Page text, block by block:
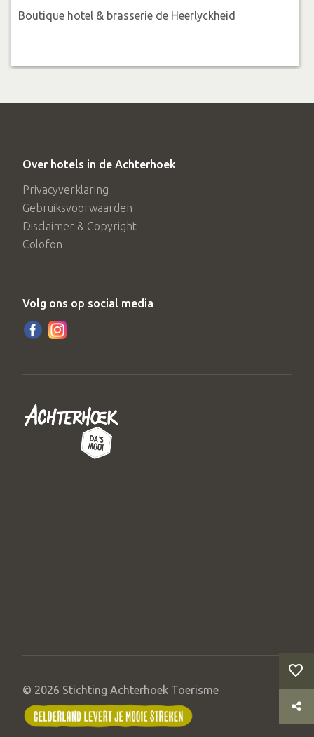
Boutique hotel & brasserie de Heerlyckheid
Over hotels in de Achterhoek
Privacyverklaring
Gebruiksvoorwaarden
Disclaimer & Copyright
Colofon
Volg ons op social media
© 2026 Stichting Achterhoek Toerisme